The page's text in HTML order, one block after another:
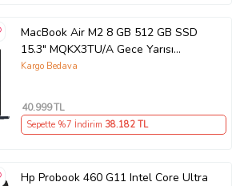
MacBook Air M2 8 GB 512 GB SSD
15.3" MQKX3TU/A Gece Yarısı
Outlet (Açıklamayı Okuyunuz)
Kargo Bedava
40.999TL
Sepette %7 İndirim 38.182TL
Hp Probook 460 G11 Intel Core Ultra